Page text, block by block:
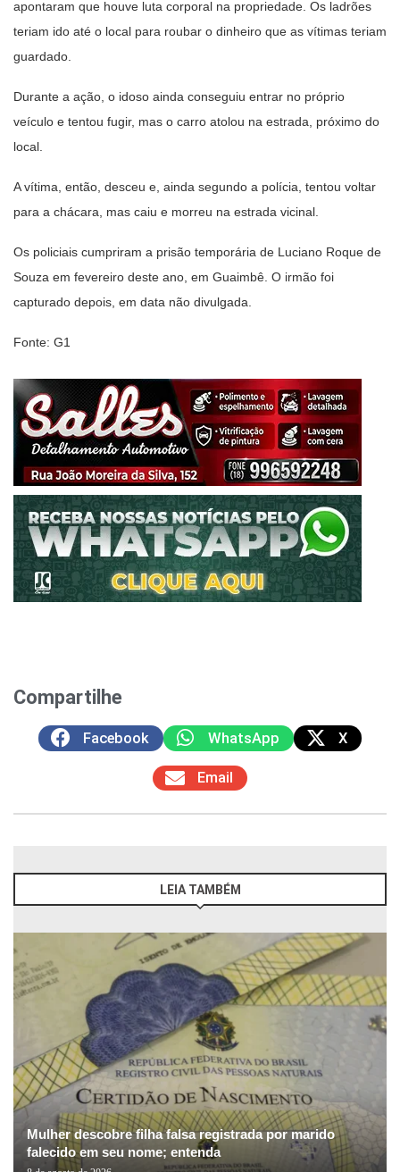
apontaram que houve luta corporal na propriedade. Os ladrões
teriam ido até o local para roubar o dinheiro que as vítimas teriam
guardado.
Durante a ação, o idoso ainda conseguiu entrar no próprio
veículo e tentou fugir, mas o carro atolou na estrada, próximo do
local.
A vítima, então, desceu e, ainda segundo a polícia, tentou voltar
para a chácara, mas caiu e morreu na estrada vicinal.
Os policiais cumpriram a prisão temporária de Luciano Roque de
Souza em fevereiro deste ano, em Guaimbê. O irmão foi
capturado depois, em data não divulgada.
Fonte: G1
Compartilhe
Facebook WhatsApp X
Email
LEIA TAMBÉM
Mulher descobre filha falsa registrada por marido
falecido em seu nome; entenda